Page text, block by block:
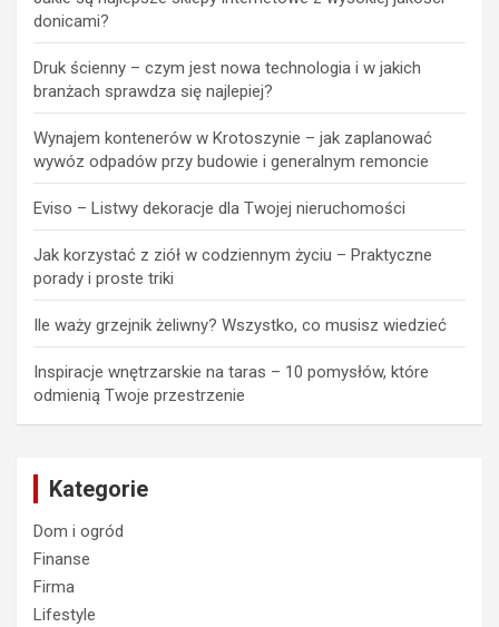
donicami?
Druk ścienny – czym jest nowa technologia i w jakich
branżach sprawdza się najlepiej?
Wynajem kontenerów w Krotoszynie – jak zaplanować
wywóz odpadów przy budowie i generalnym remoncie
Eviso – Listwy dekoracje dla Twojej nieruchomości
Jak korzystać z ziół w codziennym życiu – Praktyczne
porady i proste triki
Ile waży grzejnik żeliwny? Wszystko, co musisz wiedzieć
Inspiracje wnętrzarskie na taras – 10 pomysłów, które
odmienią Twoje przestrzenie
Kategorie
Dom i ogród
Finanse
Firma
Lifestyle